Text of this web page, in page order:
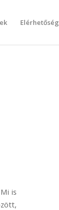
Elérhetőség
is